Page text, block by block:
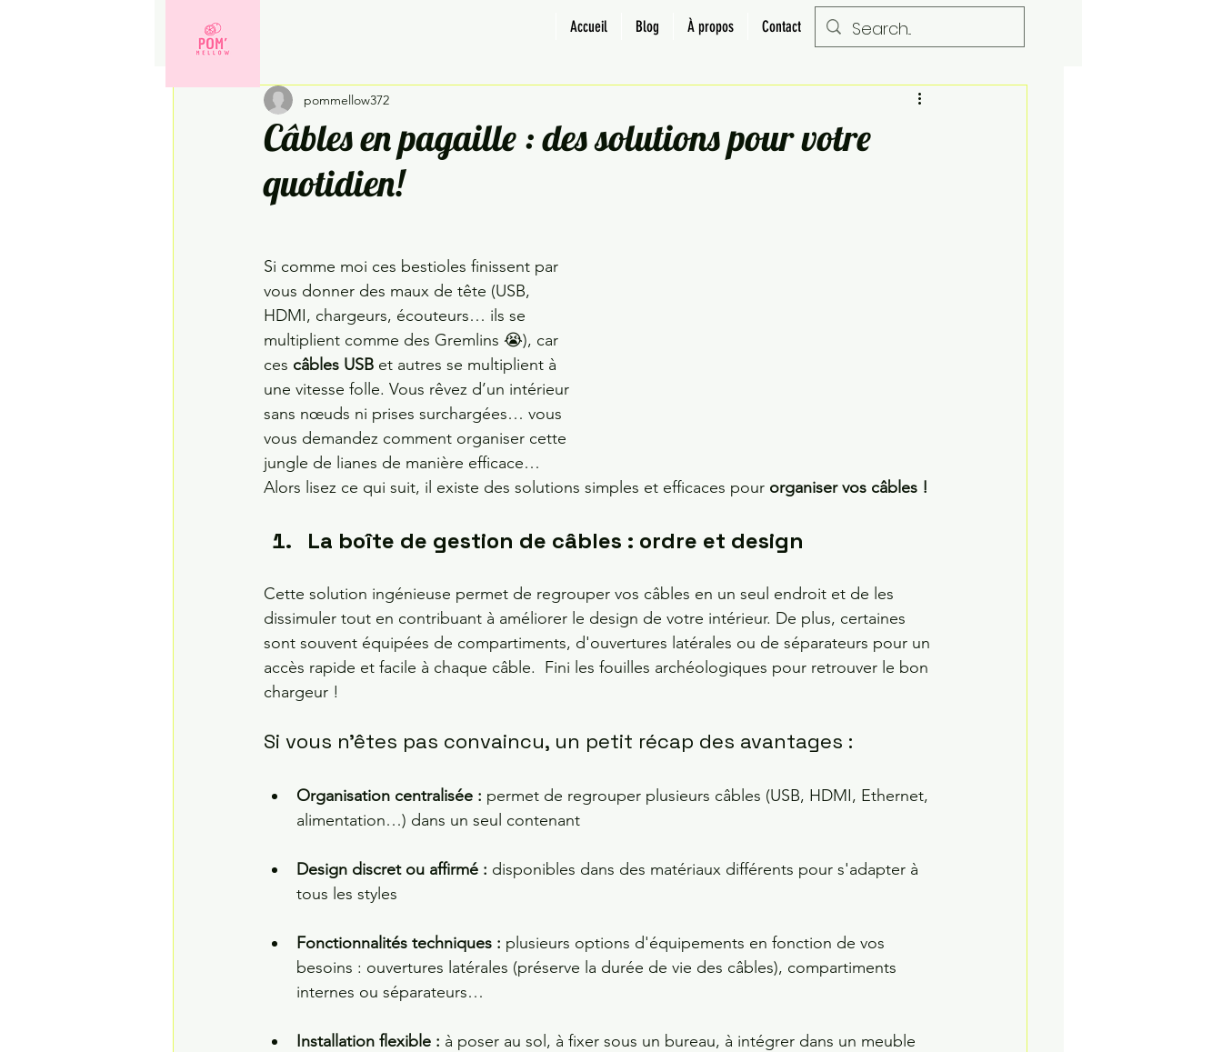
Accueil Blog À propos Contact
All Posts Petits espaces Cuisine Salle de bain Salon
Câbles en pagaille : des solutions pour votre
quotidien!
pommellow372
Si comme moi ces bestioles finissent par
vous donner des maux de tête (USB,
HDMI, chargeurs, écouteurs… ils se
multiplient comme des Gremlins 😭), car
ces câbles USB et autres se multiplient à
une vitesse folle. Vous rêvez d’un intérieur
sans nœuds ni prises surchargées… vous
vous demandez comment organiser cette
jungle de lianes de manière efficace…
Alors lisez ce qui suit, il existe des solutions simples et efficaces pour organiser vos câbles !
La boîte de gestion de câbles : ordre et design
Cette solution ingénieuse permet de regrouper vos câbles en un seul endroit et de les
dissimuler tout en contribuant à améliorer le design de votre intérieur. De plus, certaines
sont souvent équipées de compartiments, d'ouvertures latérales ou de séparateurs pour un
accès rapide et facile à chaque câble.  Fini les fouilles archéologiques pour retrouver le bon
chargeur !
Si vous n'êtes pas convaincu, un petit récap des avantages :
Organisation centralisée : permet de regrouper plusieurs câbles (USB, HDMI, Ethernet,
alimentation…) dans un seul contenant
Design discret ou affirmé : disponibles dans des matériaux différents pour s'adapter à
tous les styles
Fonctionnalités techniques : plusieurs options d'équipements en fonction de vos
besoins : ouvertures latérales (préserve la durée de vie des câbles), compartiments
internes ou séparateurs…
Installation flexible : à poser au sol, à fixer sous un bureau, à intégrer dans un meuble